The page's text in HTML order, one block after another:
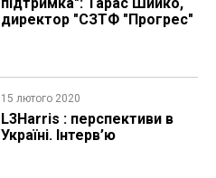
директор "СЗТФ "Прогрес"
15 лютого 2020
L3Harris : перспективи в
Україні. Інтерв’ю